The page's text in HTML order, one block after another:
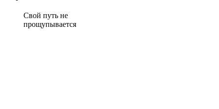
Свой путь не
прощупывается